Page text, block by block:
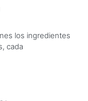
los ingredientes
cada